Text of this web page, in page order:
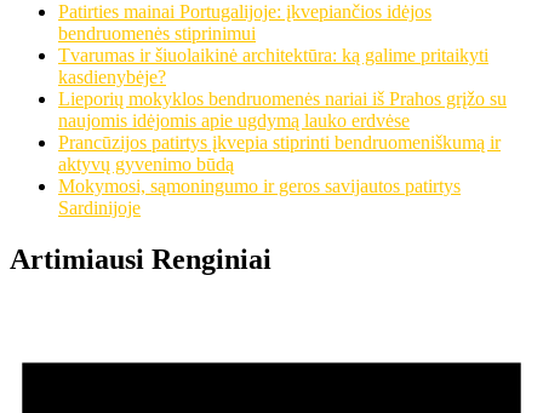
Patirties mainai Portugalijoje: įkvepiančios idėjos
bendruomenės stiprinimui
Tvarumas ir šiuolaikinė architektūra: ką galime pritaikyti
kasdienybėje?
Lieporių mokyklos bendruomenės nariai iš Prahos grįžo su
naujomis idėjomis apie ugdymą lauko erdvėse
Prancūzijos patirtys įkvepia stiprinti bendruomeniškumą ir
aktyvų gyvenimo būdą
Mokymosi, sąmoningumo ir geros savijautos patirtys
Sardinijoje
Artimiausi Renginiai